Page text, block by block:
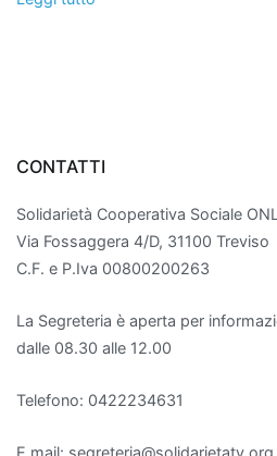
CONTATTI
Solidarietà Cooperativa Sociale
Via Fossaggera 4/D, 31100 Treviso
C.F. e P.Iva 00800200263
La Segreteria è aperta per
dalle 08.30 alle 12.00
Telefono: 0422234631